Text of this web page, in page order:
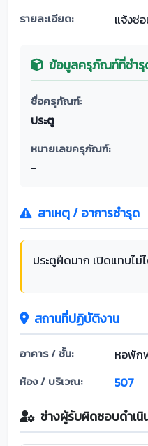
รายละเอียด: แจ้งซ่
ข้อมูลครุภัณฑ์ที่ชำรุ
ชื่อครุภัณฑ์:
ประตู
หมายเลขครุภัณฑ์:
-
สาเหตุ / อาการชำรุด
ประตูฝืดมาก เปิดแทบไม่
สถานที่ปฏิบัติงาน
อาคาร / ชั้น: หอพัก
ห้อง / บริเวณ: 507
ช่างผู้รับผิดชอบดำเนิ